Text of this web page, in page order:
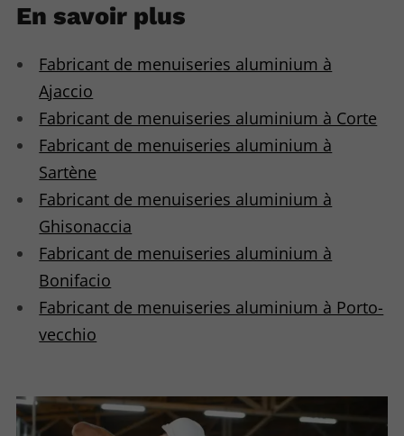
En savoir plus
Fabricant de menuiseries aluminium à
Ajaccio
Fabricant de menuiseries aluminium à Corte
Fabricant de menuiseries aluminium à
Sartène
Fabricant de menuiseries aluminium à
Ghisonaccia
Fabricant de menuiseries aluminium à
Bonifacio
Fabricant de menuiseries aluminium à Porto-
vecchio